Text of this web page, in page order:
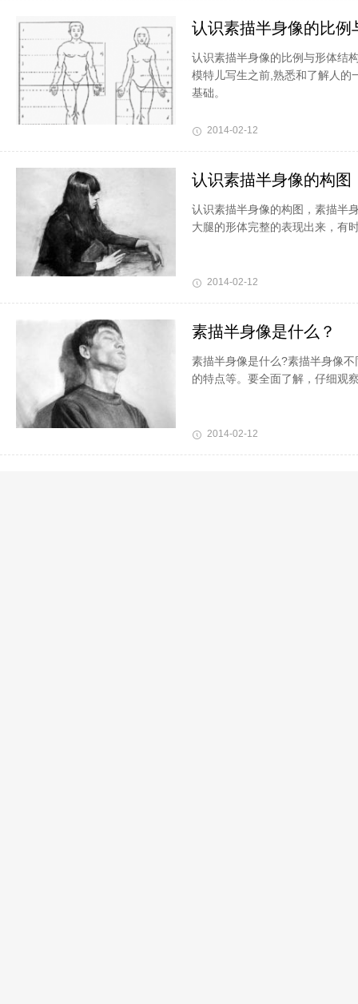
认识素描半身像的比例
认识素描半身像的比例与形体结
模特儿写生之前,熟悉和了解人的
基础。
2014-02-12
认识素描半身像的构图
认识素描半身像的构图，素描半
大腿的形体完整的表现出来，有
2014-02-12
素描半身像是什么？
素描半身像是什么?素描半身像
的特点等。要全面了解，仔细观
2014-02-12